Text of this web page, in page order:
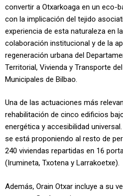
convertir a Otxarkoaga en un eco-
con la implicación del tejido
experiencia de esta naturaleza en
colaboración institucional y de la
regeneración urbana del
Territorial, Vivienda y Transporte
Municipales de Bilbao.
Una de las actuaciones más
rehabilitación de cinco edificios
energética y accesibilidad
se está proponiendo al resto de
240 viviendas repartidas en 16
(Irumineta, Txotena y Larrakoetxe).
Además, Orain Otxar incluye a su